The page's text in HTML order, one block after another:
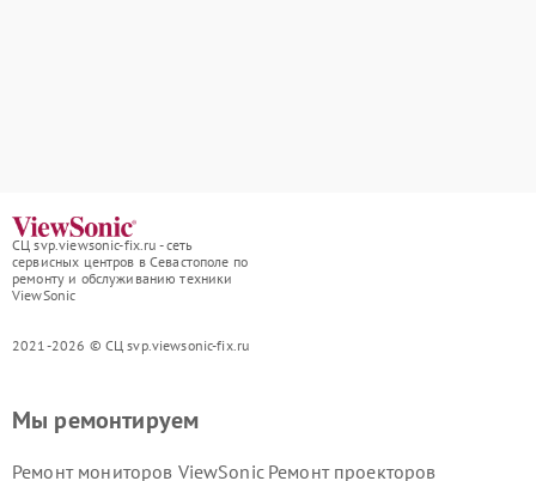
СЦ svp.viewsonic-fix.ru - сеть
сервисных центров в Севастополе по
ремонту и обслуживанию техники
ViewSonic
2021-2026 © СЦ svp.viewsonic-fix.ru
Мы ремонтируем
Ремонт мониторов ViewSonic Ремонт проекторов